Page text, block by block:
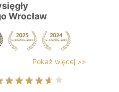
Wrocław
Pokaż więcej >>